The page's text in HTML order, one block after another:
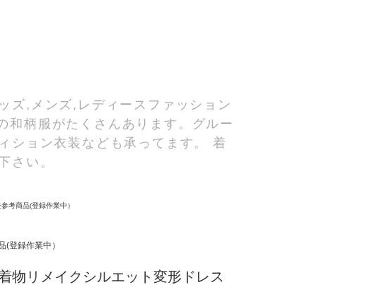
ズ,メンズ,レディースファッション
和柄服がたくさんあります。グルー
ション衣装なども承ってます。 着
さい。
考商品(登録作業中）
(登録作業中）
物リメイクシルエット変形ドレス